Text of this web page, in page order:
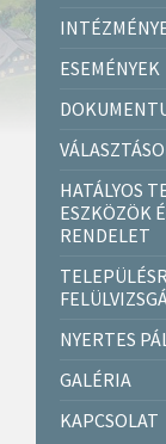
ESEMÉNYEK
HATÁLYOS
ESZKÖZÖK
RENDELET
NYERTES
GALÉRIA
KAPCSOLAT